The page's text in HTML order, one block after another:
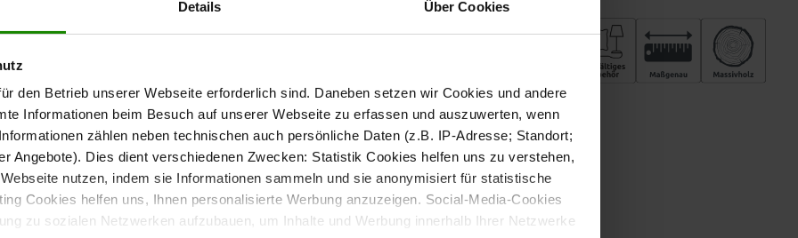
Details Über Cookies
den Betrieb unserer Webseite erforderlich sind. Daneben setzen wir Cookies und andere
Informationen beim Besuch auf unserer Webseite zu erfassen und auszuwerten, wenn
zählen neben technischen auch persönliche Daten (z.B. IP-Adresse; Standort;
Angebote). Dies dient verschiedenen Zwecken: Statistik Cookies helfen uns zu verstehen,
nutzen, indem sie Informationen sammeln und sie anonymisiert für statistische
Cookies helfen uns, Ihnen personalisierte Werbung anzuzeigen. Social-Media-Cookies
zu sozialen Netzwerken aufzubauen, um Inhalte und Werbung innerhalb Ihrer Netzwerke
1015
verbindet ein ruhiges Design mit praktischer
natürlich. Diesienafarbenen Mattglasfrontensetzen
und Glas, die sich gut in moderne Schlafzimmer
nutzen
sich leicht öffnen und schließen. Die integrierte